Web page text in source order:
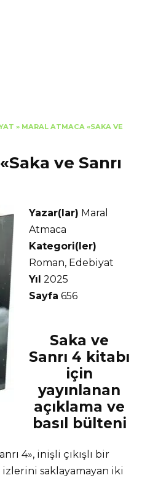
» MARAL ATMACA «SAKA VE
ve Sanrı
Yazar(lar) Maral
Atmaca
Kategori(ler)
Roman, Edebiyat
Yıl 2025
Sayfa 656
Saka ve
Sanrı 4 kitabı
için
yayınlanan
açıklama ve
basıl bülteni
4», inişli çıkışlı bir
izlerini saklayamayan iki